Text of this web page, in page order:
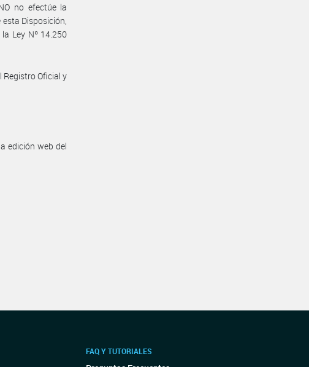
no efectúe la
Disposición,
Ley Nº 14.250
Registro Oficial y
edición web del
FAQ Y TUTORIALES